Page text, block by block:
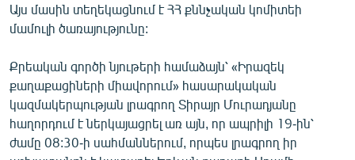
ԲԱՆԱՎԵՃ
ՓՈԴՔԱՍԹ
Հայերեն
English
Այս մասին տեղեկացնում է ՀՀ քննչական կոմիտեի
մամուլի ծառայությունը:
Քրեական գործի նյութերի համաձայն՝ «Իրազեկ
քաղաքացիների միավորում» հասարակական
կազմակերպության լրագրող Տիրայր Մուրադյանը
հաղորդում է ներկայացրել առ այն, որ ապրիլի 19-ին՝
ժամը 08:30-ի սահմաններում, որպես լրագրող իր